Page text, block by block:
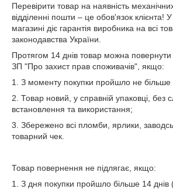
Перевірити товар на наявність
відділенні пошти – це обов'язок клієнта!
магазині діє гарантія виробника на всі
законодавства України.
Протягом 14 днів товар можна повернути
ЗП "Про захист прав споживачів", якщо:
1. З моменту покупки пройшло не більше
2. Товар новий, у справній упаковці, без
встановлення та використання;
3. Збережено всі пломби, ярлики,
товарний чек.
Товар повернення не підлягає, якщо:
1. З дня покупки пройшло більше 14